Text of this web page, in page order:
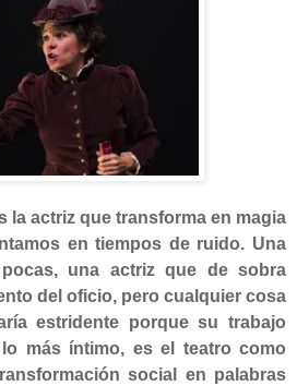
la actriz que transforma en magia
en tiempos de ruido. Una
una actriz que de sobra
del oficio, pero cualquier cosa
estridente porque su trabajo
más íntimo, es el teatro como
social en palabras